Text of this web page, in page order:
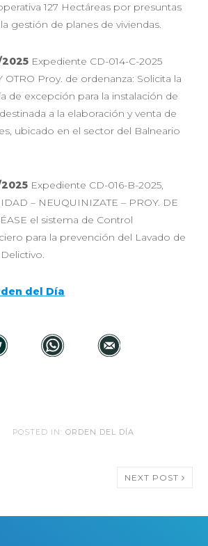
127 Hectáreas por presuntas
gestión de planes de viviendas.
Expediente CD-014-C-2025
OTRO Proy. de ordenanza: Solicita la
de excepción para la instalación de
a la elaboración y venta de
ubicado en el sector del Balneario
Expediente CD-016-B-2025,
– NEUQUINIZATE – PROY. DE
el sistema de Control
para la prevención del Lavado de
del Día
POSTED IN:ORDEN DEL DÍA
NEXT POST